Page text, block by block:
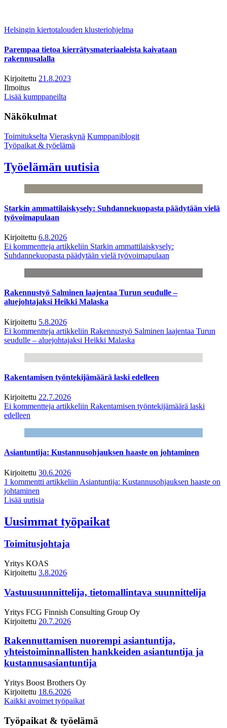
Helsingin kiertotalouden klusteriohjelma
Parempaa tietoa kierrätysmateriaaleista kaivataan
rakennusalalla
Kirjoitettu 21.8.2023
Ilmoitus
Lisää kumppaneilta
Näkökulmat
Toimitukselta Vieraskynä Kumppaniblogit
Työpaikat & työelämä
Työelämän uutisia
Starkin ammattilaiskysely: Suhdannekuopasta päädytään vielä
työvoimapulaan
Kirjoitettu 6.8.2026
Ei kommentteja artikkeliin Starkin ammattilaiskysely:
Suhdannekuopasta päädytään vielä työvoimapulaan
Rakennustyö Salminen laajentaa Turun seudulle –
aluejohtajaksi Heikki Malaska
Kirjoitettu 5.8.2026
Ei kommentteja artikkeliin Rakennustyö Salminen laajentaa Turun
seudulle – aluejohtajaksi Heikki Malaska
Rakentamisen työntekijämäärä laski edelleen
Kirjoitettu 22.7.2026
Ei kommentteja artikkeliin Rakentamisen työntekijämäärä laski
edelleen
Asiantuntija: Kustannusohjauksen haaste on johtaminen
Kirjoitettu 30.6.2026
1 kommentti artikkeliin Asiantuntija: Kustannusohjauksen haaste on
johtaminen
Lisää uutisia
Uusimmat työpaikat
Toimitusjohtaja
Yritys KOAS
Kirjoitettu 3.8.2026
Vastuusuunnittelija, tietomallintava suunnittelija
Yritys FCG Finnish Consulting Group Oy
Kirjoitettu 20.7.2026
Rakennuttamisen nuorempi asiantuntija,
yhteistoiminnallisten hankkeiden asiantuntija ja
kustannusasiantuntija
Yritys Boost Brothers Oy
Kirjoitettu 18.6.2026
Kaikki avoimet työpaikat
Työpaikat & työelämä